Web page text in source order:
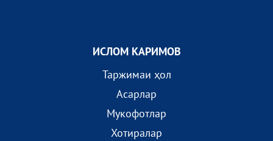
ИСЛОМ КАРИМОВ
Таржимаи ҳол
Асарлар
Мукофотлар
Хотиралар